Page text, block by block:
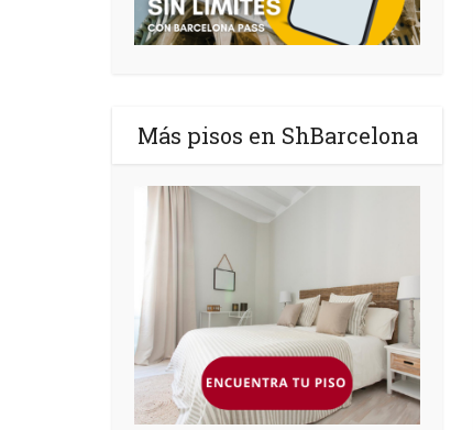
Más pisos en ShBarcelona